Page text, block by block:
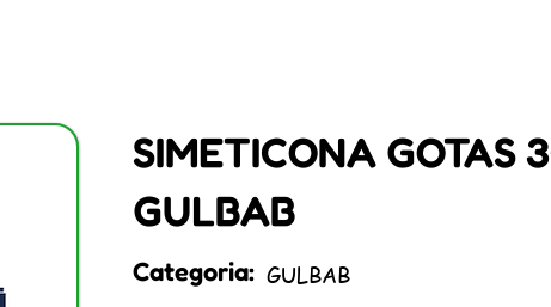
SIMETICONA GOTAS
GULBAB
Categoria: GULBAB